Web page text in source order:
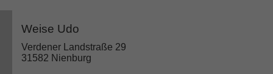
Weise Udo
Verdener Landstraße 29
31582 Nienburg